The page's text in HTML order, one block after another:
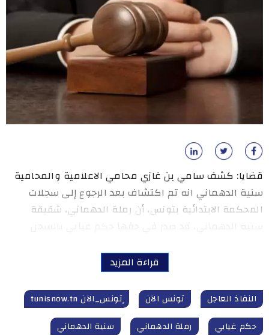
قضايا: كشف سامي بن غازي محامي الاعلامية والمحامية
سنية الدهماني انه تم اكتشاف بعد الرجوع إلى سجلات
المحكمة الابتدائية بتونس، أن رملة الدهماني، شقيقة
قراءة المزيد
النفاذ العاجل تونس الآن
ٍتونس_الآن tunisnow.tn
حكم غيابي
رملة الدهماني سنية الدهماني